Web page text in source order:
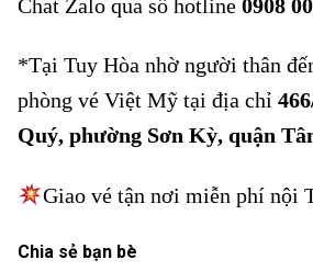
Chat Zalo qua số hotline 0908
*Tại Tuy Hòa nhờ người thân
phòng vé Việt Mỹ tại địa chỉ
Quý, phường Sơn Kỳ, quận
Giao vé tận nơi miễn phí nội
Chia sẻ bạn bè